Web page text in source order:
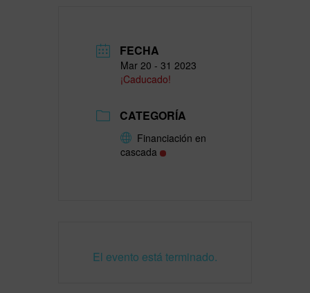
FECHA
Mar 20 - 31 2023
¡Caducado!
CATEGORÍA
Financiación en
cascada
El evento está terminado.